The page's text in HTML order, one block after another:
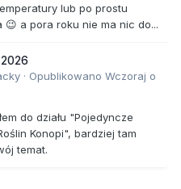
lub po prostu
😉 a pora roku nie ma nic do...
· Opublikowano Wczoraj o
do działu "Pojedyncze
Konopi", bardziej tam
temat.